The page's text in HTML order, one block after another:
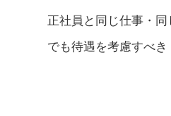
正社員と同じ仕事・
でも待遇を考慮すべき